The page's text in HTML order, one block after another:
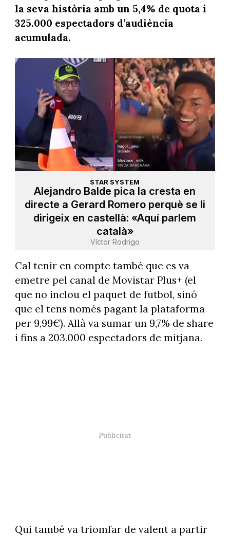
la seva història amb un 5,4% de quota i
325.000 espectadors d’audiència
acumulada.
STAR SYSTEM
Alejandro Balde pica la cresta en
directe a Gerard Romero perquè se li
dirigeix en castellà: «Aquí parlem
català»
Víctor Rodrigo
Cal tenir en compte també que es va
emetre pel canal de Movistar Plus+ (el
que no inclou el paquet de futbol, sinó
que el tens només pagant la plataforma
per 9,99€). Allà va sumar un 9,7% de share
i fins a 203.000 espectadors de mitjana.
Qui també va triomfar de valent a partir